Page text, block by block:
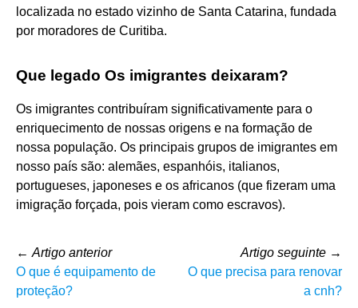
localizada no estado vizinho de Santa Catarina, fundada
por moradores de Curitiba.
Que legado Os imigrantes deixaram?
Os imigrantes contribuíram significativamente para o
enriquecimento de nossas origens e na formação de
nossa população. Os principais grupos de imigrantes em
nosso país são: alemães, espanhóis, italianos,
portugueses, japoneses e os africanos (que fizeram uma
imigração forçada, pois vieram como escravos).
← Artigo anterior
O que é equipamento de
proteção?
Artigo seguinte →
O que precisa para renovar
a cnh?